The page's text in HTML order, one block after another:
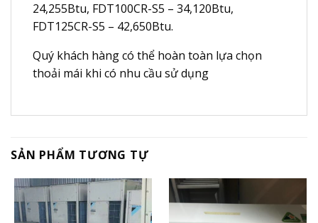
24,255Btu, FDT100CR-S5 – 34,120Btu,
FDT125CR-S5 – 42,650Btu.
Quý khách hàng có thể hoàn toàn lựa chọn
thoải mái khi có nhu cầu sử dụng
SẢN PHẨM TƯƠNG TỰ